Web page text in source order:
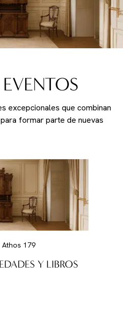
EVENTOS
excepcionales que combinan
formar parte de nuevas
Athos 179
Y LIBROS